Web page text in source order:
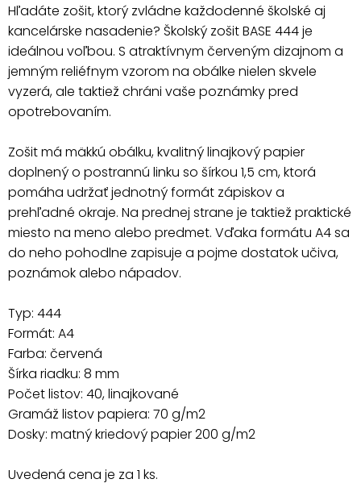
Hľadáte zošit, ktorý zvládne každodenné školské aj
kancelárske nasadenie? Školský zošit BASE 444 je
ideálnou voľbou. S atraktívnym červeným dizajnom a
jemným reliéfnym vzorom na obálke nielen skvele
vyzerá, ale taktiež chráni vaše poznámky pred
opotrebovaním.
Zošit má mäkkú obálku, kvalitný linajkový papier
doplnený o postrannú linku so šírkou 1,5 cm, ktorá
pomáha udržať jednotný formát zápiskov a
prehľadné okraje. Na prednej strane je taktiež praktické
miesto na meno alebo predmet. Vďaka formátu A4 sa
do neho pohodlne zapisuje a pojme dostatok učiva,
poznámok alebo nápadov.
Typ: 444
Formát: A4
Farba: červená
Šírka riadku: 8 mm
Počet listov: 40, linajkované
Gramáž listov papiera: 70 g/m2
Dosky: matný kriedový papier 200 g/m2
Uvedená cena je za 1 ks.